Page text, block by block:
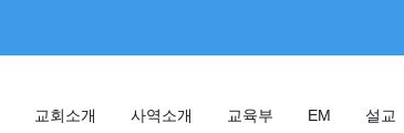
교회소개 사역소개 교육부 EM 설교